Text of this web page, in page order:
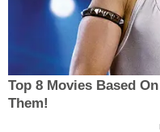
Top 8 Movies Based
Them!